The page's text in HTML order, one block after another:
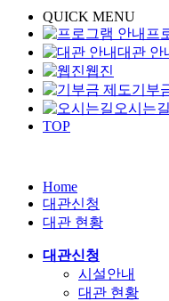
QUICK MENU
프
대관 안
웹진
기부
오시는길
TOP
Home
대관신청
대관 현황
대관신청
시설안내
대관 현황